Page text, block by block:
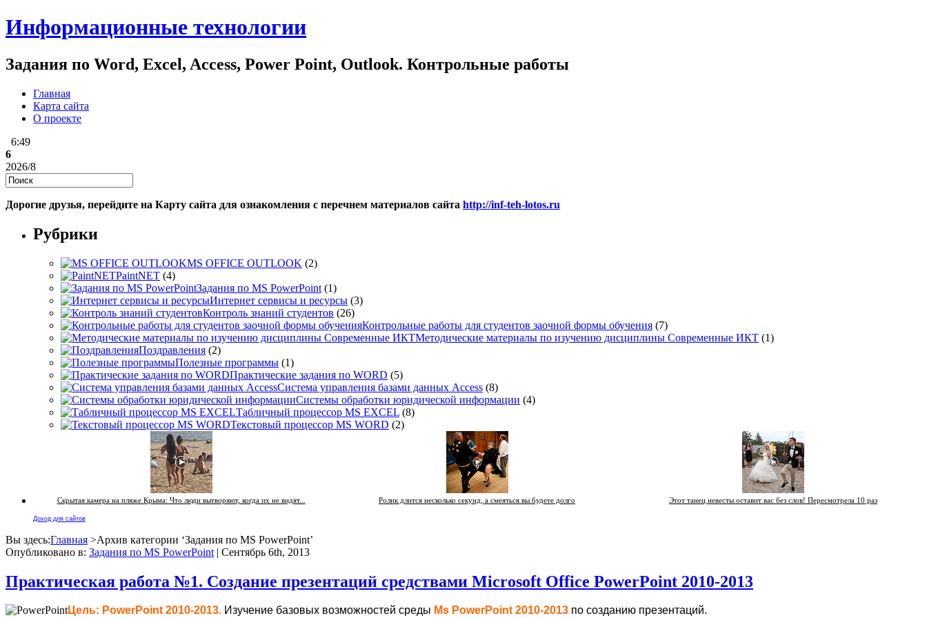
Информационные технологии
Задания по Word, Excel, Access, Power Point, Outlook. Контрольные работы
Главная
Карта сайта
О проекте
6:49
6
2026/8
Дорогие друзья, перейдите на Карту сайта для ознакомления с перечнем материалов сайта http://inf-teh-lotos.ru
Рубрики
MS OFFICE OUTLOOK (2)
PaintNET (4)
Задания по MS PowerPoint (1)
Интернет сервисы и ресурсы (3)
Контроль знаний студентов (26)
Контрольные работы для студентов заочной формы обучения (7)
Методические материалы по изучению дисциплины Современные ИКТ (1)
Поздравления (2)
Полезные программы (1)
Практические задания по WORD (5)
Система управления базами данных Access (8)
Системы обработки юридической информации (4)
Табличный процессор MS EXCEL (8)
Текстовый процессор MS WORD (2)
Скрытая камера на пляже Крыма: Что люди вытворяют, когда их не видят... Ролик длится несколько секунд, а смеяться вы будете долго Этот танец невесты оставит вас без слов! Пересмотрела 10 раз
Доход для сайтов
Вы здесь:Главная >Архив категории ‘Задания по MS PowerPoint’
Опубликовано в: Задания по MS PowerPoint | Сентябрь 6th, 2013
Практическая работа №1. Создание презентаций средствами Microsoft Office PowerPoint 2010-2013
Цель: PowerPoint 2010-2013. Изучение базовых возможностей среды Ms PowerPoint 2010-2013 по созданию презентаций.